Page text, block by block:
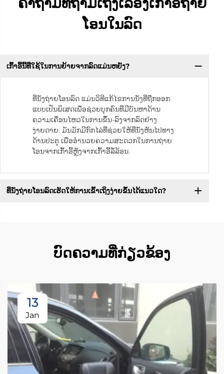
ໂອນໃນລົດ
ເກົ້າອີ້ນີ້ທີ່ໃຊ້ໃນການຍ້າຍຈາກລົດແມ່ນຫຍັງ?
ທີ່ນັ່ງຖ່າຍໂອນລົດ ແມ່ນວິທີແກ້ໄຂການນັ່ງທີ່ຖືກອອກ
ແບບເປັນພິເສດເພື່ອຊ່ວຍບຸກຄົນທີ່ມີບັນຫາດ້ານ
ຄວາມເຄື່ອນໄຫວໃນການຂຶ້ນ-ລົງຈາກລົດຢ່າງ
ງ່າຍດາຍ. ມັນມັກມີກົກໄລ່ທີ່ຊ່ວຍໃຫ້ທີ່ນັ່ງຫັນໄປທາງ
ດ້ານປະຕູ ເພື່ອອຳນວຍຄວາມສະດວກໃນການຖ່າຍ
ໂອນຈາກເກົ້າອີ້ຫຼັງຈາກເກົ້າອີ້ລໍ້ລ້ອນ.
ທີ່ນັ່ງຖ່າຍໂອນລົດເຮັດໃຫ້ການເຂົ້າເຖິງງ່າຍຂຶ້ນໄດ້ແນວໃດ?
ບົດຄວາມທີ່ກ່ຽວຂ້ອງ
13
Jan